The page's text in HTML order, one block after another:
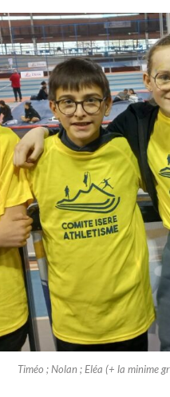
Timéo ; Nolan ; Eléa (+ la minime